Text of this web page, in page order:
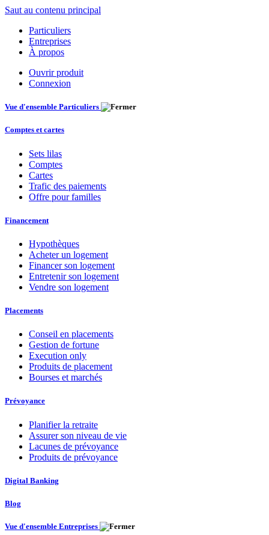
Saut au contenu principal
Particuliers
Entreprises
À propos
Ouvrir produit
Connexion
Vue d'ensemble Particuliers
Comptes et cartes
Sets lilas
Comptes
Cartes
Trafic des paiements
Offre pour familles
Financement
Hypothèques
Acheter un logement
Financer son logement
Entretenir son logement
Vendre son logement
Placements
Conseil en placements
Gestion de fortune
Execution only
Produits de placement
Bourses et marchés
Prévoyance
Planifier la retraite
Assurer son niveau de vie
Lacunes de prévoyance
Produits de prévoyance
Digital Banking
Blog
Vue d'ensemble Entreprises